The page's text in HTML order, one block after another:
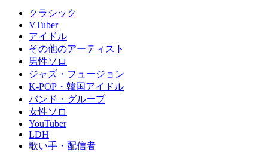
クラシック
VTuber
アイドル
その他のアーティスト
男性ソロ
ジャズ・フュージョン
K-POP・韓国アイドル
バンド・グループ
女性ソロ
YouTuber
LDH
歌い手・配信者